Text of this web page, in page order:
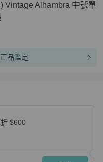
Vintage Alhambra 中號單
品鑑定
$600